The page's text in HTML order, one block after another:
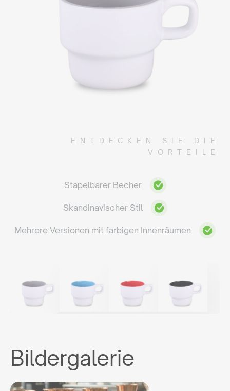
ENTDECKEN SIE DIE
VORTEILE
Stapelbarer Becher
Skandinavischer Stil
Mehrere Versionen mit farbigen Innenräumen
Bildergalerie